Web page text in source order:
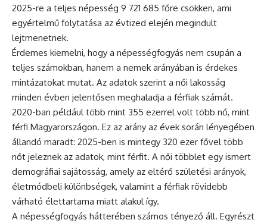
2025-re a teljes népesség 9 721 685 főre csökken, ami
egyértelmű folytatása az évtized elején megindult
lejtmenetnek.
Érdemes kiemelni, hogy a népességfogyás nem csupán a
teljes számokban, hanem a nemek arányában is érdekes
mintázatokat mutat. Az adatok szerint a női lakosság
minden évben jelentősen meghaladja a férfiak számát.
2020-ban például több mint 355 ezerrel volt több nő, mint
férfi Magyarországon. Ez az arány az évek során lényegében
állandó maradt: 2025-ben is mintegy 320 ezer fővel több
nőt jeleznek az adatok, mint férfit. A női többlet egy ismert
demográfiai sajátosság, amely az eltérő születési arányok,
életmódbeli különbségek, valamint a férfiak rövidebb
várható élettartama miatt alakul így.
A népességfogyás hátterében számos tényező áll. Egyrészt